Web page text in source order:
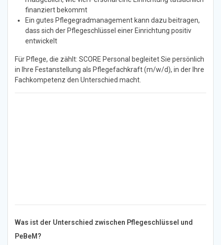
finanziert bekommt
Ein gutes Pflegegradmanagement kann dazu beitragen,
dass sich der Pflegeschlüssel einer Einrichtung positiv
entwickelt
Für Pflege, die zählt: SCORE Personal begleitet Sie persönlich
in Ihre Festanstellung als Pflegefachkraft (m/w/d), in der Ihre
Fachkompetenz den Unterschied macht.
Was ist der Unterschied zwischen Pflegeschlüssel und
PeBeM?